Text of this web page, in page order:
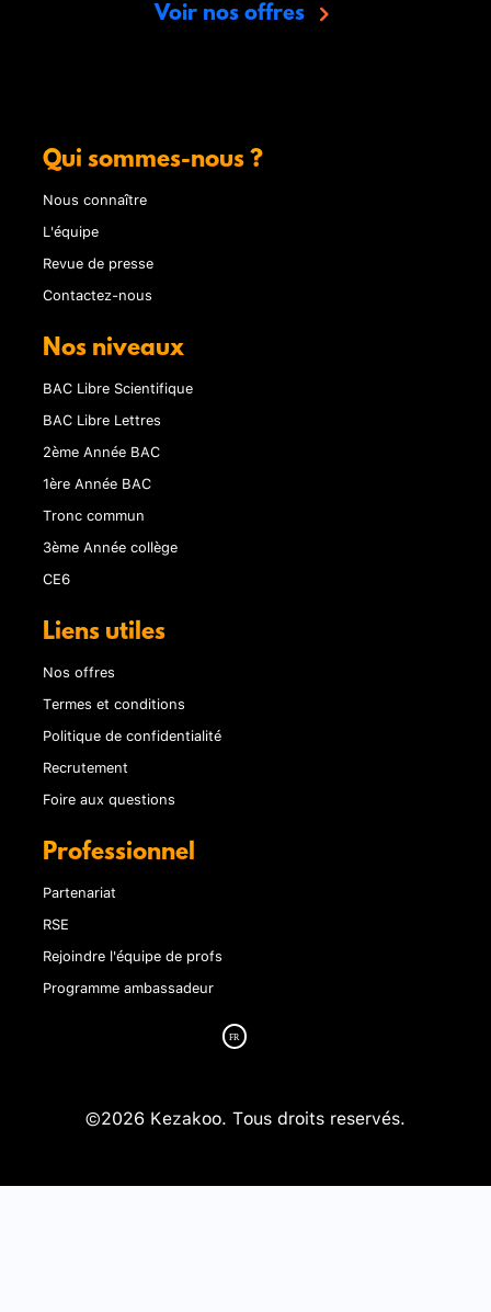
Voir nos offres
Qui sommes-nous ?
Nous connaître
L'équipe
Revue de presse
Contactez-nous
Nos niveaux
BAC Libre Scientifique
BAC Libre Lettres
2ème Année BAC
1ère Année BAC
Tronc commun
3ème Année collège
CE6
Liens utiles
Nos offres
Termes et conditions
Politique de confidentialité
Recrutement
Foire aux questions
Professionnel
Partenariat
RSE
Rejoindre l'équipe de profs
Programme ambassadeur
©2026 Kezakoo. Tous droits reservés.